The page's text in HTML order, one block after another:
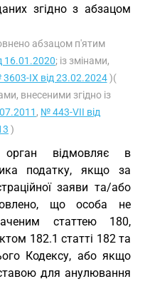
згідно з абзацом
абзацом п'ятим
16.01.2020; із змінами,
IX від 23.02.2024)(
внесеними згідно із
, № 443-VII від
)
відмовляє в
податку, якщо за
заяви та/або
що особа не
статтею 180,
182.1 статті 182 та
Кодексу, або якщо
для анулювання